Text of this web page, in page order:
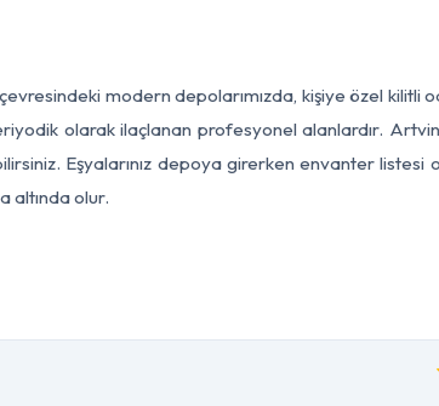
modern depolarımızda, kişiye özel kilitli
olarak ilaçlanan profesyonel alanlardır.
Eşyalarınız depoya girerken envanter listesi
altında olur.